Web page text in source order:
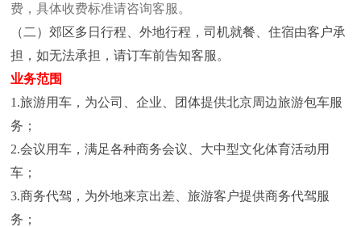
费，具体收费标准请咨询客服。
（二）郊区多日行程、外地行程，司机就餐、住宿由客户承
担，如无法承担，请订车前告知客服。
业务范围
1.旅游用车，为公司、企业、团体提供北京周边旅游包车服
务；
2.会议用车，满足各种商务会议、大中型文化体育活动用
车；
3.商务代驾，为外地来京出差、旅游客户提供商务代驾服
务；